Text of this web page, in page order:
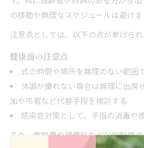
の移動や無理なスケジュールは避けま
注意点としては、以下の点が挙げられ
健康面の注意点
式の時間や場所を無理のない範囲
体調が優れない場合は無理に出席
加や弔電など代替手段を検討する
感染症対策として、手指の消毒や
また、葬祭費や埋葬料など公的制度